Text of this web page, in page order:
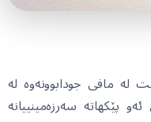
لە مافی جودابوونەوە لە
سەرزەمینییانە